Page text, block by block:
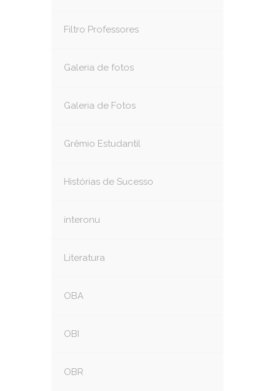
Filtro Professores
Galeria de fotos
Galeria de Fotos
Grêmio Estudantil
Histórias de Sucesso
interonu
Literatura
OBA
OBI
OBR